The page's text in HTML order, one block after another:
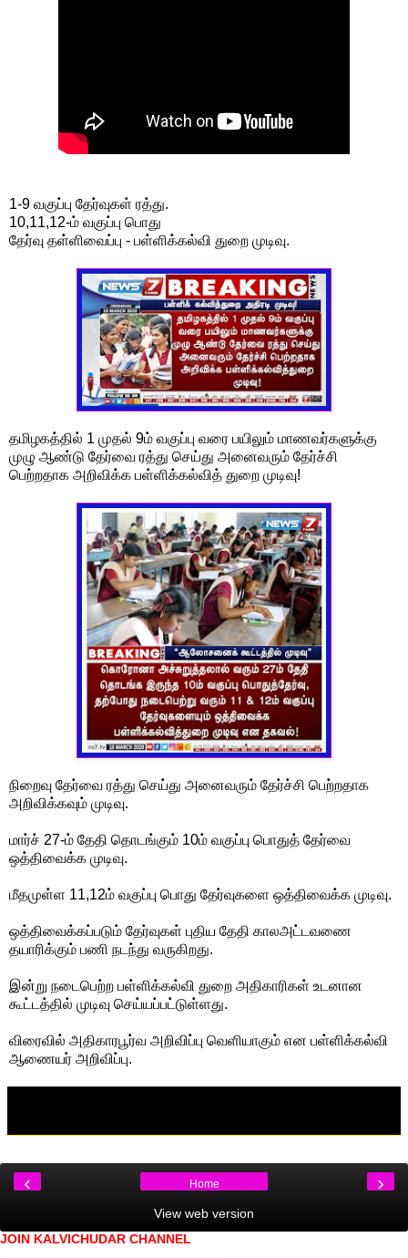
1-9 வகுப்பு தேர்வுகள் ரத்து.
10,11,12-ம் வகுப்பு பொது
தேர்வு தள்ளிவைப்பு - பள்ளிக்கல்வி துறை முடிவு.
தமிழகத்தில் 1 முதல் 9ம் வகுப்பு வரை பயிலும் மாணவர்களுக்கு
முழு ஆண்டு தேர்வை ரத்து செய்து அனைவரும் தேர்ச்சி
பெற்றதாக அறிவிக்க பள்ளிக்கல்வித் துறை முடிவு!
நிறைவு தேர்வை ரத்து செய்து அனைவரும் தேர்ச்சி பெற்றதாக
அறிவிக்கவும் முடிவு.
மார்ச் 27-ம் தேதி தொடங்கும் 10ம் வகுப்பு பொதுத் தேர்வை
ஒத்திவைக்க முடிவு.
மீதமுள்ள 11,12ம் வகுப்பு பொது தேர்வுகளை ஒத்திவைக்க முடிவு.
ஒத்திவைக்கப்படும் தேர்வுகள் புதிய தேதி காலஅட்டவணை
தயாரிக்கும் பணி நடந்து வருகிறது.
இன்று நடைபெற்ற பள்ளிக்கல்வி துறை அதிகாரிகள் உடனான
கூட்டத்தில் முடிவு செய்யப்பட்டுள்ளது.
விரைவில் அதிகாரபூர்வ அறிவிப்பு வெளியாகும் என பள்ளிக்கல்வி
ஆணையர் அறிவிப்பு.
‹ ›
Home
View web version
JOIN KALVICHUDAR CHANNEL